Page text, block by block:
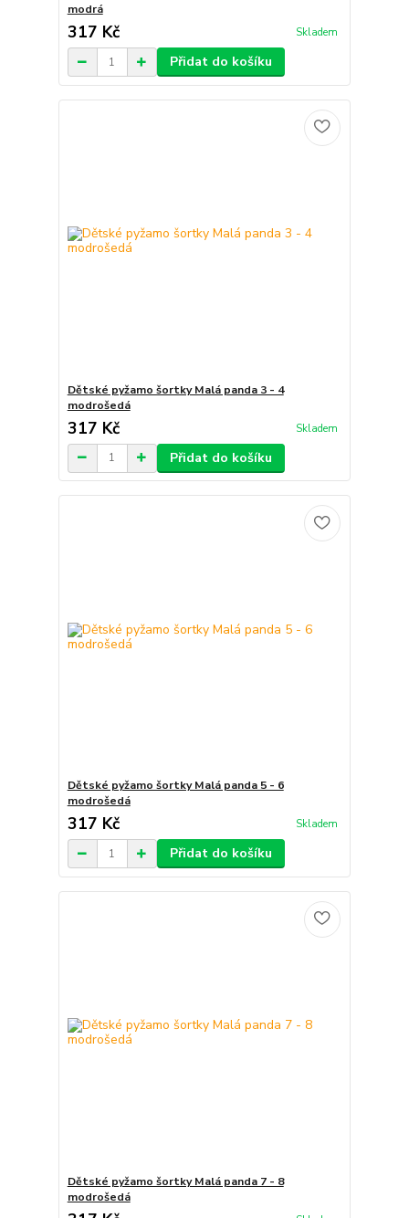
modrá
317 Kč Skladem
Přidat do košíku
Dětské pyžamo šortky Malá panda 3 - 4
modrošedá
317 Kč Skladem
Přidat do košíku
Dětské pyžamo šortky Malá panda 5 - 6
modrošedá
317 Kč Skladem
Přidat do košíku
Dětské pyžamo šortky Malá panda 7 - 8
modrošedá